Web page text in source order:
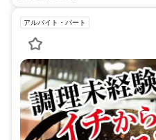
アルバイト・パート